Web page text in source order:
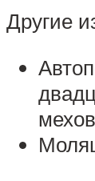
Другие